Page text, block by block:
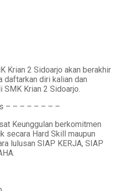
Krian 2 Sidoarjo akan berakhir
daftarkan diri kalian dan
Krian 2 Sidoarjo.
– – – – – – – –
Keunggulan berkomitmen
secara Hard Skill maupun
lulusan SIAP KERJA, SIAP